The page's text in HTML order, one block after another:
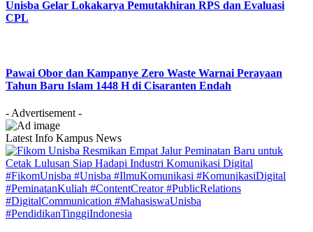
Unisba Gelar Lokakarya Pemutakhiran RPS dan Evaluasi
CPL
Pawai Obor dan Kampanye Zero Waste Warnai Perayaan
Tahun Baru Islam 1448 H di Cisaranten Endah
- Advertisement -
Latest Info Kampus News
#FikomUnisba #Unisba #IlmuKomunikasi #KomunikasiDigital
#PeminatanKuliah #ContentCreator #PublicRelations
#DigitalCommunication #MahasiswaUnisba
#PendidikanTinggiIndonesia